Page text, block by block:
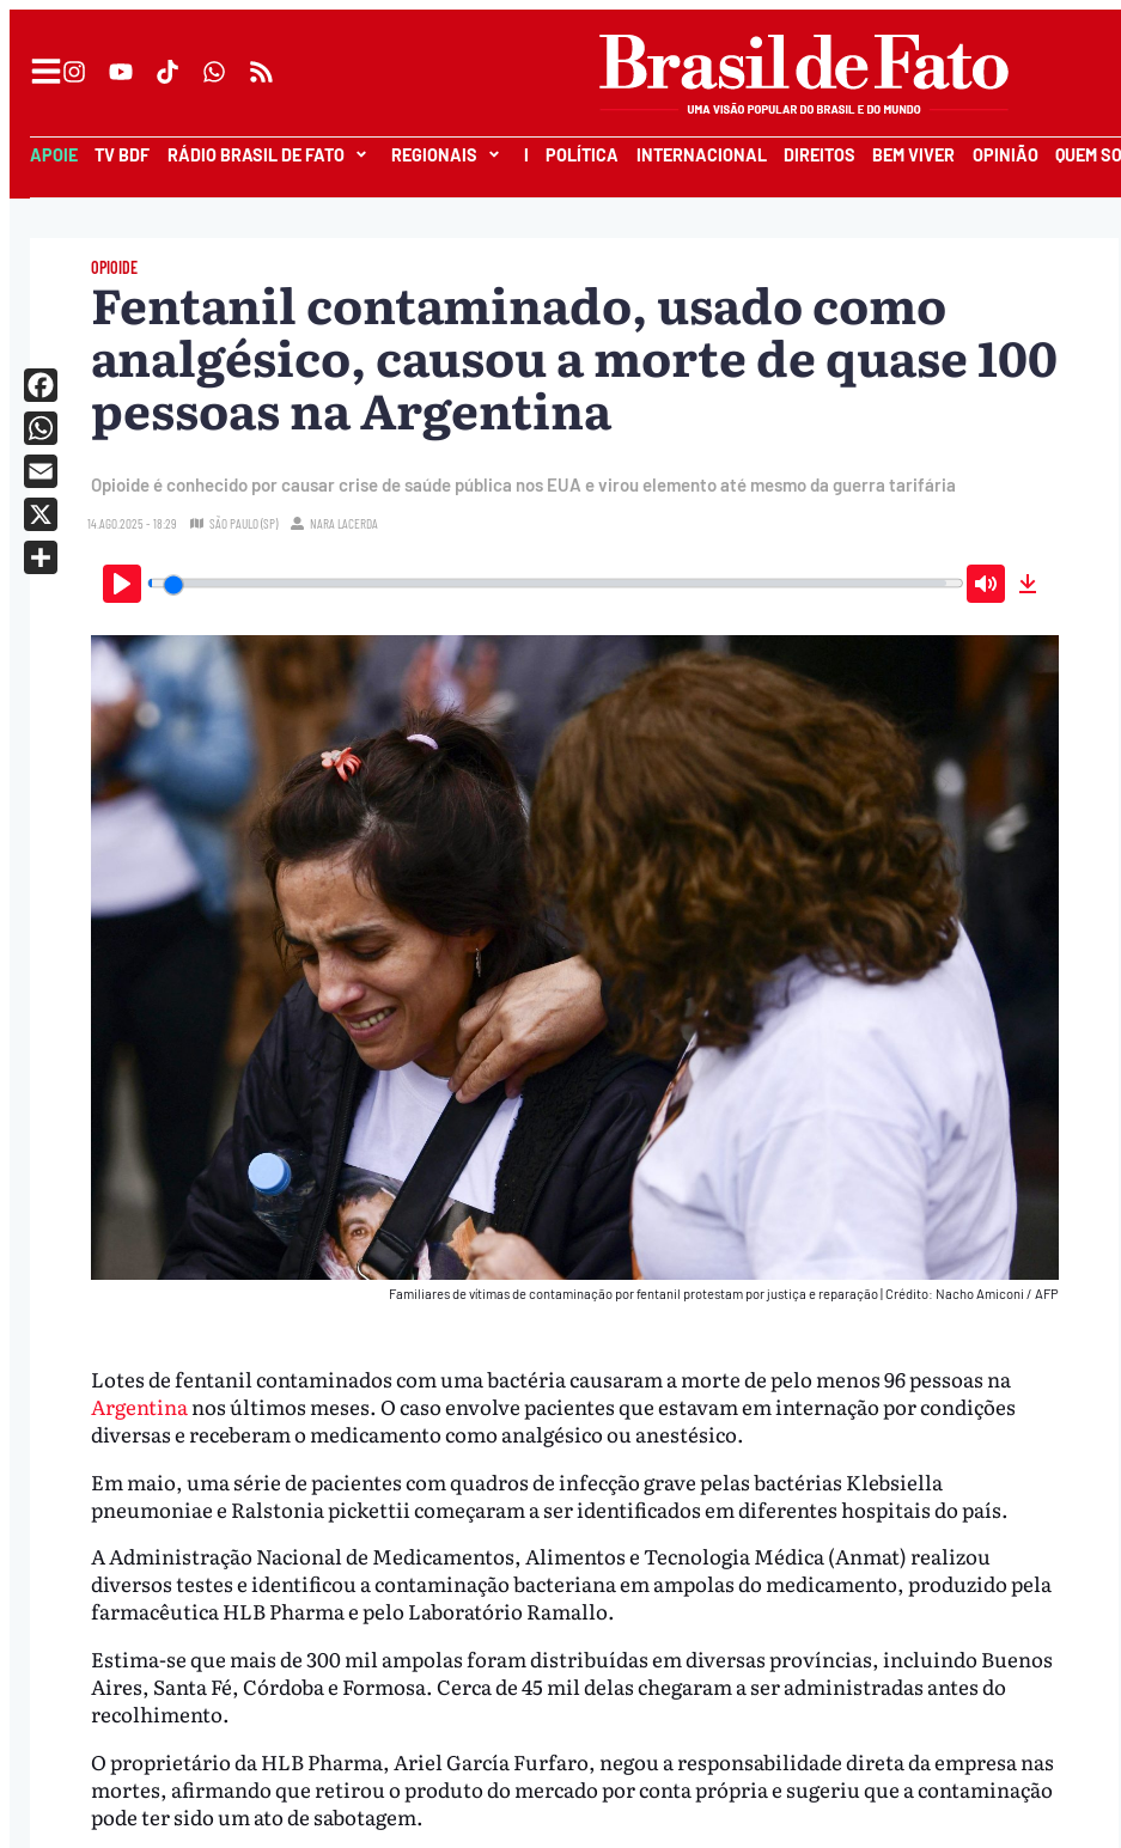
APOIE TV BDF RÁDIO BRASIL DE FATO REGIONAIS I POLÍTICA INTERNACIONAL DIREITOS BEM VIVER OPINIÃO QUEM
OPIOIDE
Fentanil contaminado, usado como
analgésico, causou a morte de quase 100
pessoas na Argentina
Opioide é conhecido por causar crise de saúde pública nos EUA e virou elemento até mesmo da guerra tarifária
14.AGO.2025 - 18:29 SÃO PAULO (SP) NARA LACERDA
Play Mute
Familiares de vítimas de contaminação por fentanil protestam por justiça e reparação|Crédito: Nacho Amiconi / AFP
Lotes de fentanil contaminados com uma bactéria causaram a morte de pelo menos 96 pessoas na
Argentina nos últimos meses. O caso envolve pacientes que estavam em internação por condições
diversas e receberam o medicamento como analgésico ou anestésico.
Em maio, uma série de pacientes com quadros de infecção grave pelas bactérias Klebsiella
pneumoniae e Ralstonia pickettii começaram a ser identificados em diferentes hospitais do país.
A Administração Nacional de Medicamentos, Alimentos e Tecnologia Médica (Anmat) realizou
diversos testes e identificou a contaminação bacteriana em ampolas do medicamento, produzido pela
farmacêutica HLB Pharma e pelo Laboratório Ramallo.
Estima-se que mais de 300 mil ampolas foram distribuídas em diversas províncias, incluindo Buenos
Aires, Santa Fé, Córdoba e Formosa. Cerca de 45 mil delas chegaram a ser administradas antes do
recolhimento.
O proprietário da HLB Pharma, Ariel García Furfaro, negou a responsabilidade direta da empresa nas
mortes, afirmando que retirou o produto do mercado por conta própria e sugeriu que a contaminação
pode ter sido um ato de sabotagem.
Facebook
WhatsApp
Email
X